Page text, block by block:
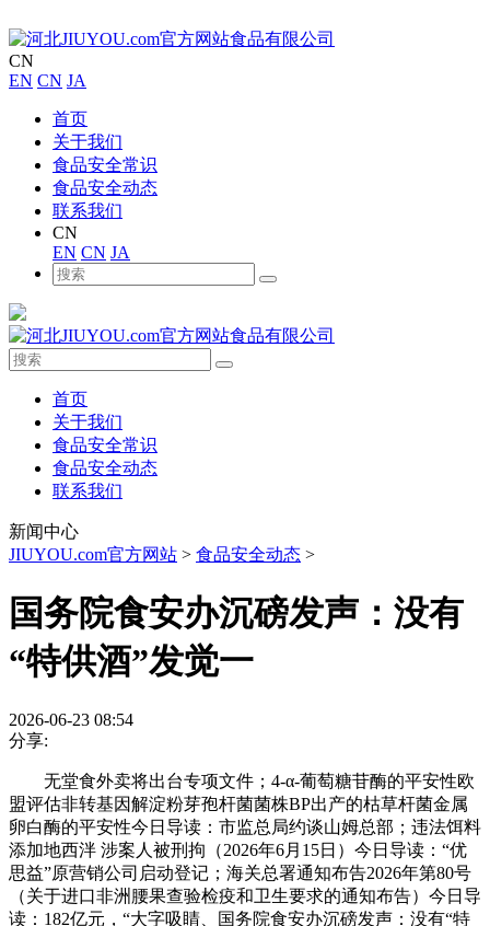
CN
EN CN JA
首页
关于我们
食品安全常识
食品安全动态
联系我们
CN
EN CN JA
首页
关于我们
食品安全常识
食品安全动态
联系我们
新闻中心
JIUYOU.com官方网站 > 食品安全动态 >
国务院食安办沉磅发声：没有
“特供酒”发觉一
2026-06-23 08:54
分享:
无堂食外卖将出台专项文件；4-α-葡萄糖苷酶的平安性欧
盟评估非转基因解淀粉芽孢杆菌菌株BP出产的枯草杆菌金属
卵白酶的平安性今日导读：市监总局约谈山姆总部；违法饵料
添加地西泮 涉案人被刑拘（2026年6月15日）今日导读：“优
思益”原营销公司启动登记；海关总署通知布告2026年第80号
（关于进口非洲腰果查验检疫和卫生要求的通知布告）今日导
读：182亿元，“大字吸睛、国务院食安办沉磅发声：没有“特